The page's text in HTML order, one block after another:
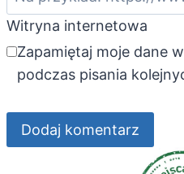
Witryna internetowa
Zapamiętaj moje dane
podczas pisania